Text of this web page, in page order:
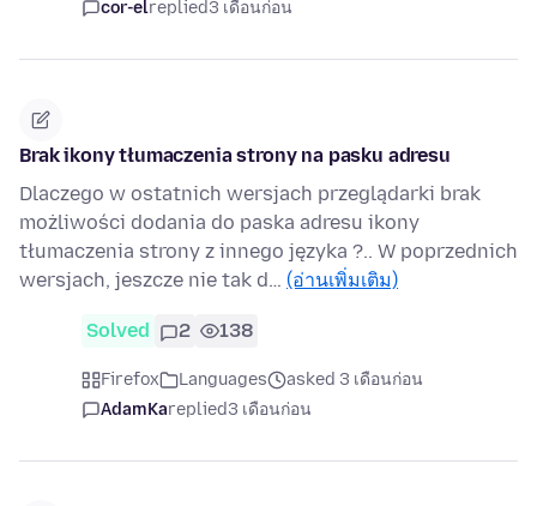
cor-elreplied3 เดือนก่อน
Brak ikony tłumaczenia strony na pasku adresu
Dlaczego w ostatnich wersjach przeglądarki brak
możliwości dodania do paska adresu ikony
tłumaczenia strony z innego języka ?.. W poprzednich
wersjach, jeszcze nie tak d… (อ่านเพิ่มเติม)
Solved 2 138
Firefox Languages
asked 3 เดือนก่อน
AdamKareplied3 เดือนก่อน